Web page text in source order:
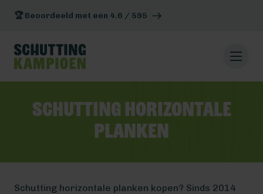
🏆 Beoordeeld met een 4.6 / 595
Schutting horizontale
planken
Schutting horizontale planken kopen? Sinds 2014